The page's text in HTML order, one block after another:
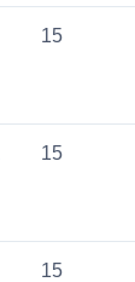
15
15
15